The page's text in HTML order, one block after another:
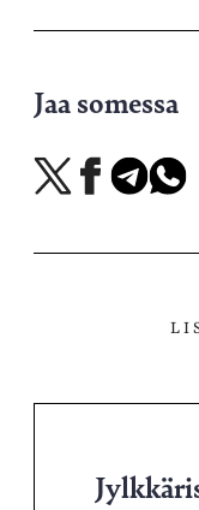
Jaa somessa
Jaa
X-
Jaa
Facebookissa
Jaa
Telegramissa
Jaa